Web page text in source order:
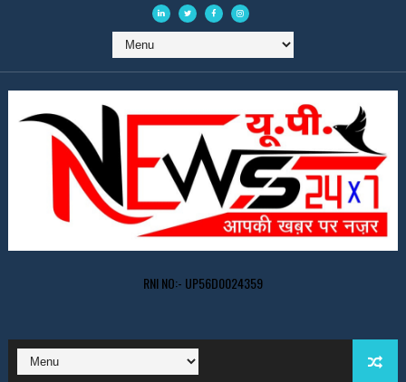
RNI NO:- UP56D0024359